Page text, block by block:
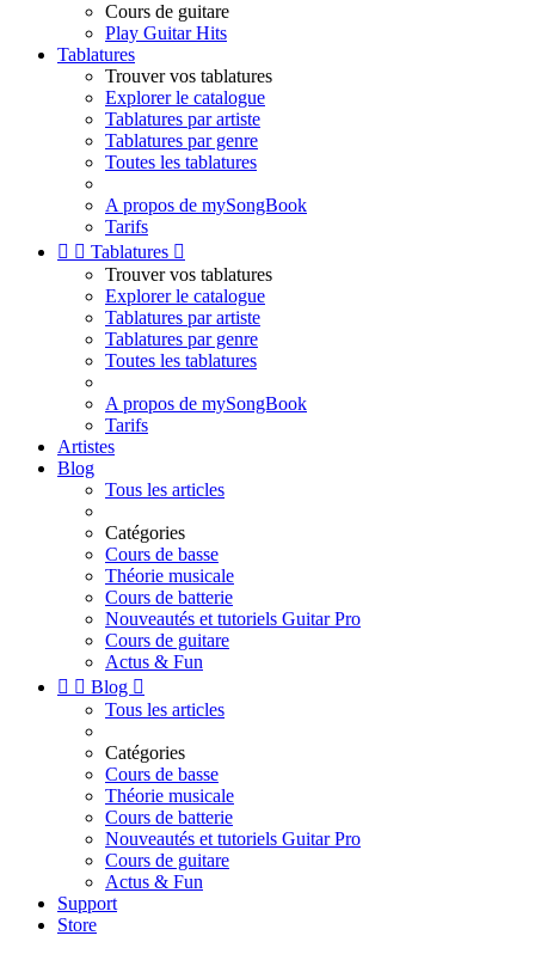
Cours de guitare
Play Guitar Hits
Tablatures
Trouver vos tablatures
Explorer le catalogue
Tablatures par artiste
Tablatures par genre
Toutes les tablatures
A propos de mySongBook
Tarifs
  Tablatures 
Trouver vos tablatures
Explorer le catalogue
Tablatures par artiste
Tablatures par genre
Toutes les tablatures
A propos de mySongBook
Tarifs
Artistes
Blog
Tous les articles
Catégories
Cours de basse
Théorie musicale
Cours de batterie
Nouveautés et tutoriels Guitar Pro
Cours de guitare
Actus & Fun
  Blog 
Tous les articles
Catégories
Cours de basse
Théorie musicale
Cours de batterie
Nouveautés et tutoriels Guitar Pro
Cours de guitare
Actus & Fun
Support
Store